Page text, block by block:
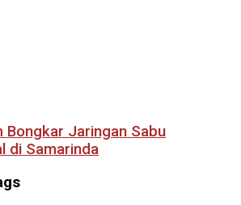
Bongkar Jaringan Sabu
di Samarinda